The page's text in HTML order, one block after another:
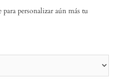
personalizar aún más tu